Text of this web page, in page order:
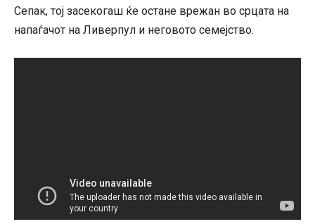
Сепак, тој засекогаш ќе остане врежан во срцата на
напаѓачот на Ливерпул и неговото семејство.